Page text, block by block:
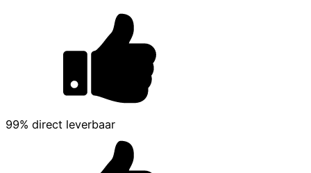
99% direct leverbaar